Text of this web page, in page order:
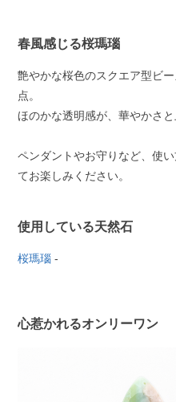
春風感じる桜瑪瑙
艶やかな桜色のスクエア型ビ
点。
ほのかな透明感が、華やかさと
ペンダントやお守りなど、使
てお楽しみください。
使用している天然石
桜瑪瑙 -
心惹かれるオンリーワン